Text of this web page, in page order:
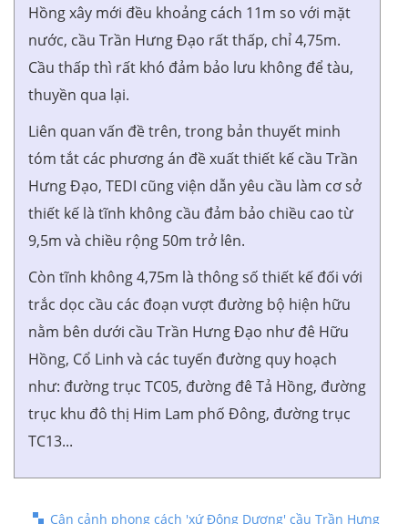
Hồng xây mới đều khoảng cách 11m so với mặt
nước, cầu Trần Hưng Đạo rất thấp, chỉ 4,75m.
Cầu thấp thì rất khó đảm bảo lưu không để tàu,
thuyền qua lại.
Liên quan vấn đề trên, trong bản thuyết minh
tóm tắt các phương án đề xuất thiết kế cầu Trần
Hưng Đạo, TEDI cũng viện dẫn yêu cầu làm cơ sở
thiết kế là tĩnh không cầu đảm bảo chiều cao từ
9,5m và chiều rộng 50m trở lên.
Còn tĩnh không 4,75m là thông số thiết kế đối với
trắc dọc cầu các đoạn vượt đường bộ hiện hữu
nằm bên dưới cầu Trần Hưng Đạo như đê Hữu
Hồng, Cổ Linh và các tuyến đường quy hoạch
như: đường trục TC05, đường đê Tả Hồng, đường
trục khu đô thị Him Lam phố Đông, đường trục
TC13...
Cận cảnh phong cách 'xứ Đông Dương' cầu Trần Hưng